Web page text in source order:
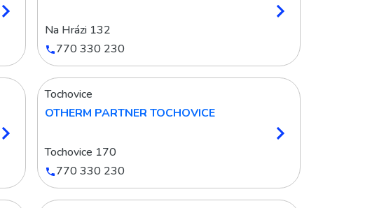
Na Hrázi 132
770 330 230
Tochovice
OTHERM PARTNER TOCHOVICE
Tochovice 170
770 330 230